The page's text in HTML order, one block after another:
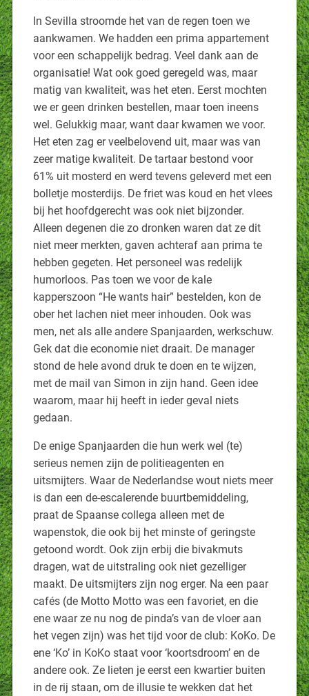
In Sevilla stroomde het van de regen toen we
aankwamen. We hadden een prima appartement
voor een schappelijk bedrag. Veel dank aan de
organisatie! Wat ook goed geregeld was, maar
matig van kwaliteit, was het eten. Eerst mochten
we er geen drinken bestellen, maar toen ineens
wel. Gelukkig maar, want daar kwamen we voor.
Het eten zag er veelbelovend uit, maar was van
zeer matige kwaliteit. De tartaar bestond voor
61% uit mosterd en werd tevens geleverd met een
bolletje mosterdijs. De friet was koud en het vlees
bij het hoofdgerecht was ook niet bijzonder.
Alleen degenen die zo dronken waren dat ze dit
niet meer merkten, gaven achteraf aan prima te
hebben gegeten. Het personeel was redelijk
humorloos. Pas toen we voor de kale
kapperszoon “He wants hair” bestelden, kon de
ober het lachen niet meer inhouden. Ook was
men, net als alle andere Spanjaarden, werkschuw.
Gek dat die economie niet draait. De manager
stond de hele avond druk te doen en te wijzen,
met de mail van Simon in zijn hand. Geen idee
waarom, maar hij heeft in ieder geval niets
gedaan.
De enige Spanjaarden die hun werk wel (te)
serieus nemen zijn de politieagenten en
uitsmijters. Waar de Nederlandse wout niets meer
is dan een de-escalerende buurtbemiddeling,
praat de Spaanse collega alleen met de
wapenstok, die ook bij het minste of geringste
getoond wordt. Ook zijn erbij die bivakmuts
dragen, wat de uitstraling ook niet gezelliger
maakt. De uitsmijters zijn nog erger. Na een paar
cafés (de Motto Motto was een favoriet, en die
ene waar ze nu nog de pinda’s van de vloer aan
het vegen zijn) was het tijd voor de club: KoKo. De
ene ‘Ko’ in KoKo staat voor ‘koortsdroom’ en de
andere ook. Ze lieten je eerst een kwartier buiten
in de rij staan, om de illusie te wekken dat het